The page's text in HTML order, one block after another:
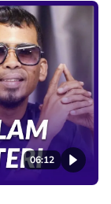
06:12